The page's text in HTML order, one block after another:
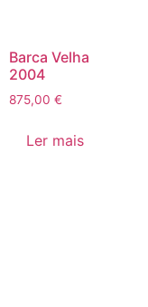
Barca Velha
2004
875,00 €
Ler mais